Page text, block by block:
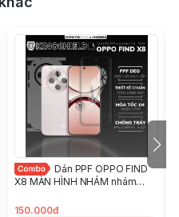
Dán PPF OPPO FIND
X8 MÀN HÌNH NHÁM nhám
KINGSHIELD
150.000đ